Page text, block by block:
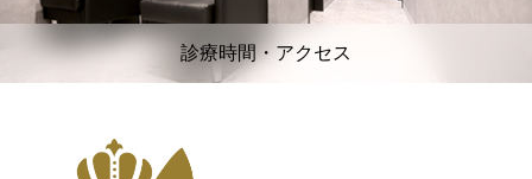
診療時間・アクセス